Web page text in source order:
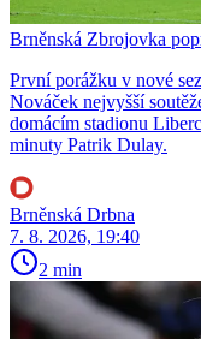
Brněnská Zbrojovka
První porážku v nové
Nováček nejvyšší
domácím stadionu
minuty Patrik Dulay.
Brněnská Drbna
7. 8. 2026, 19:40
2 min